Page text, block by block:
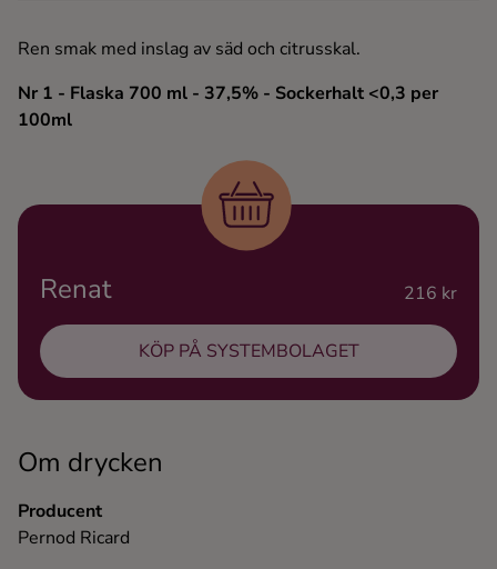
Vodka
Ren smak med inslag av säd och citrusskal.
Nr 1 - Flaska 700 ml - 37,5% - Sockerhalt <0,3 per
100ml
Om drycken
Producent
Pernod Ricard
Renat 216 kr
KÖP PÅ SYSTEMBOLAGET